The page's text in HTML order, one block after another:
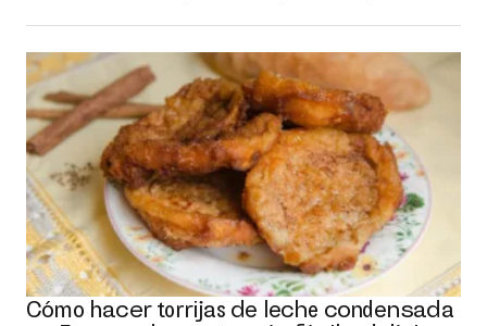
Cómo hacer torrijas de leche condensada